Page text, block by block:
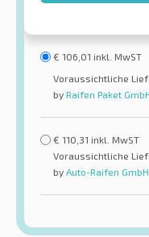
€ 106,01 inkl. MwST
Voraussichtliche
by Raifen Paket
€ 110,31 inkl. MwST
Voraussichtliche
by Auto-Raifen GmbH